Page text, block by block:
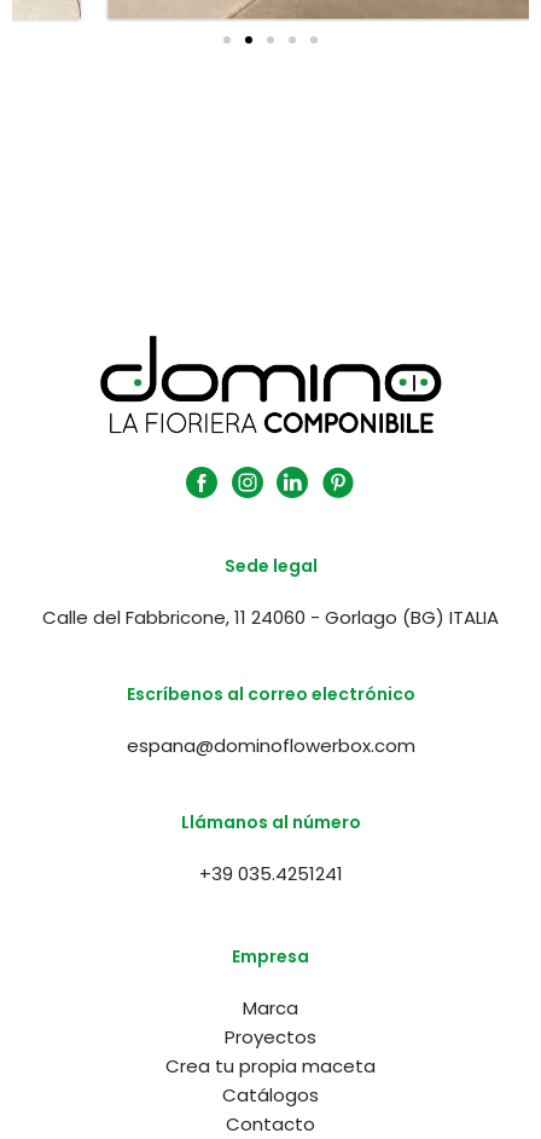
Sede legal
Calle del Fabbricone, 11 24060 - Gorlago (BG) ITALIA
Escríbenos al correo electrónico
espana@dominoflowerbox.com
Llámanos al número
+39 035.4251241
Empresa
Marca
Proyectos
Crea tu propia maceta
Catálogos
Contacto